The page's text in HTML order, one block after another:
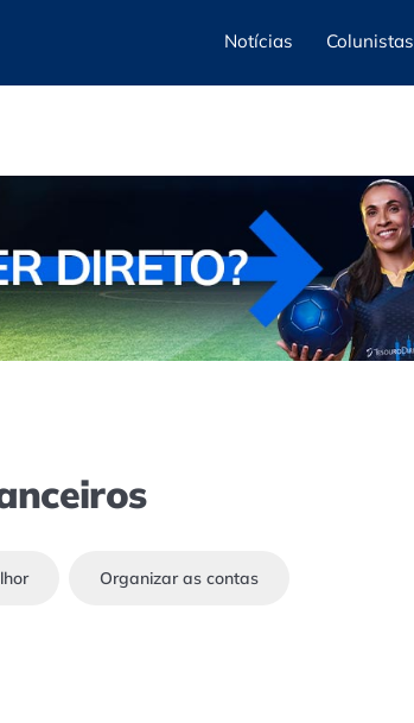
Notícias Colunistas
Organizar as contas